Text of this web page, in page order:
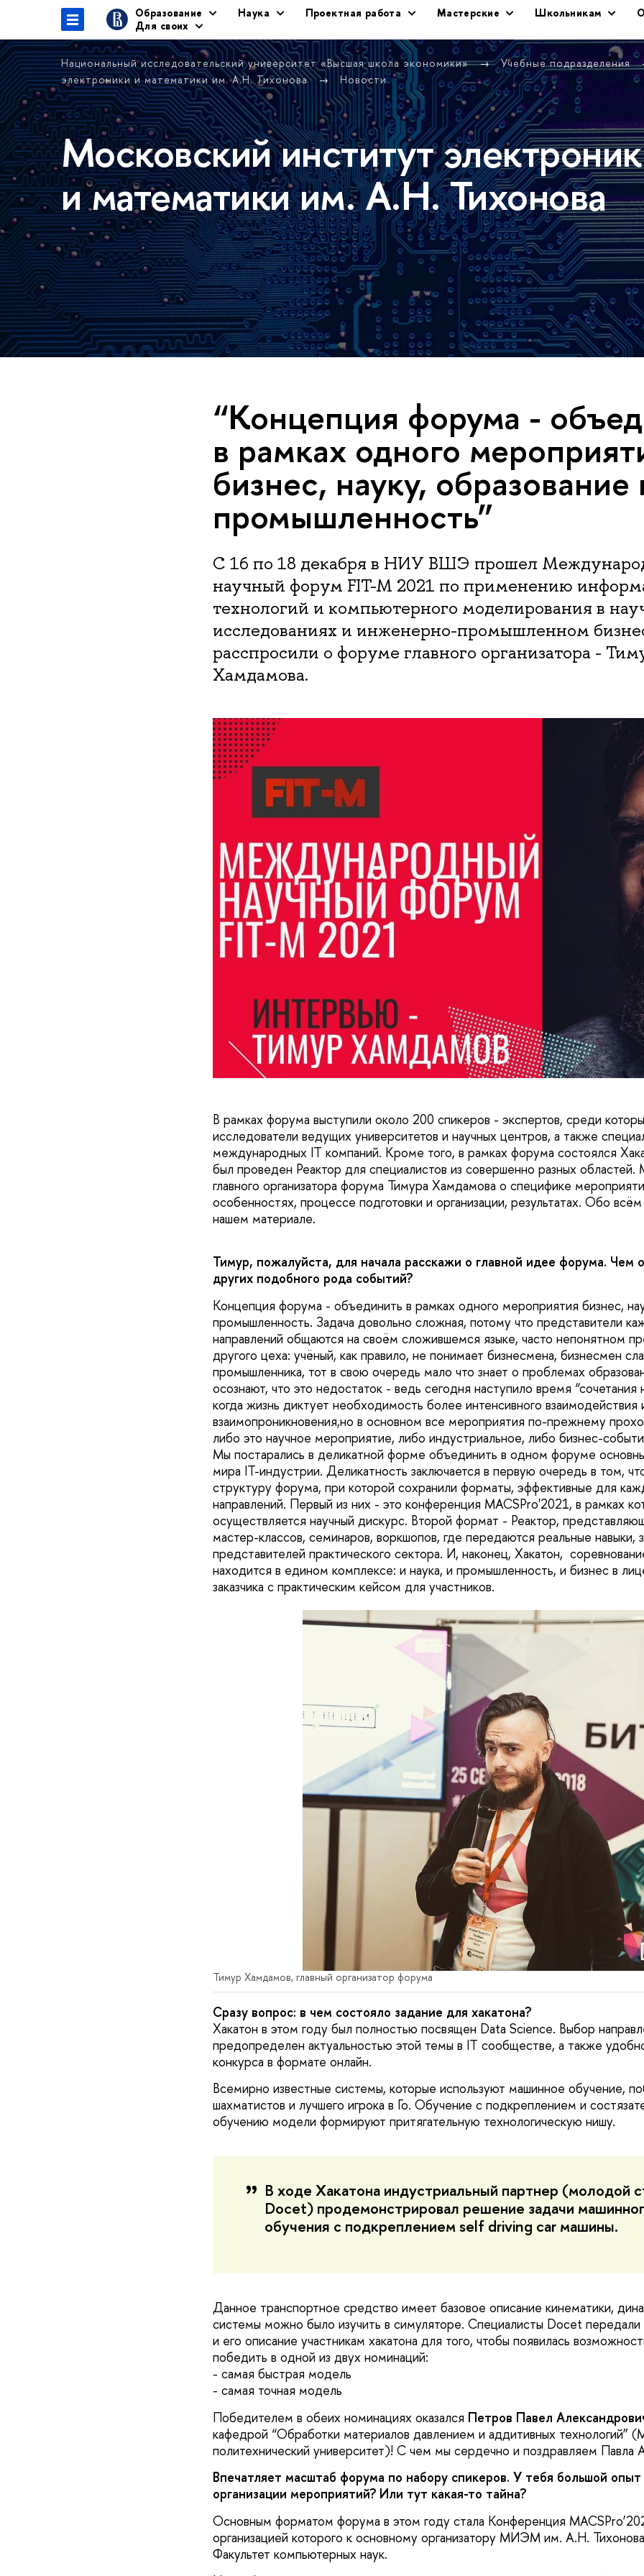
Образование Наука Проектная работа Мастерские Школьникам
Для своих
Национальный исследовательский университет «Высшая школа экономики»
Учебные подразделения
электроники и математики им. А.Н. Тихонова
Новости
Московский институт
и математики им. А.Н. Тихонова
“Концепция форума -
в рамках одного
бизнес, науку, образование
промышленность”
С 16 по 18 декабря в НИУ ВШЭ прошел
научный форум FIT-M 2021 по применению
технологий и компьютерного моделирования в
исследованиях и инженерно-промышленном
расспросили о форуме главного организатора -
Хамдамова.
В рамках форума выступили около 200 спикеров - экспертов, среди
исследователи ведущих университетов и научных центров, а также
международных IT компаний. Кроме того, в рамках форума состоялся
был проведен Реактор для специалистов из совершенно разных
главного организатора форума Тимура Хамдамова о специфике
особенностях, процессе подготовки и организации, результатах. Обо
нашем материале.
Тимур, пожалуйста, для начала расскажи о главной идее форума. Чем
других подобного рода событий?
Концепция форума - объединить в рамках одного мероприятия бизнес,
промышленность. Задача довольно сложная, потому что представители
направлений общаются на своём сложившемся языке, часто непонятном
другого цеха: учёный, как правило, не понимает бизнесмена, бизнесмен
промышленника, тот в свою очередь мало что знает о проблемах
осознают, что это недостаток - ведь сегодня наступило время “сочетания
когда жизнь диктует необходимость более интенсивного взаимодействия
взаимопроникновения,но в основном все мероприятия по-прежнему
либо это научное мероприятие, либо индустриальное, либо бизнес-
Мы постарались в деликатной форме объединить в одном форуме
мира IT-индустрии. Деликатность заключается в первую очередь в том,
структуру форума, при которой сохранили форматы, эффективные для
направлений. Первый из них - это конференция MACSPro'2021, в рамках
осуществляется научный дискурс. Второй формат - Реактор,
мастер-классов, семинаров, воркшопов, где передаются реальные навыки,
представителей практического сектора. И, наконец, Хакатон,
находится в едином комплексе: и наука, и промышленность, и бизнес в
заказчика с практическим кейсом для участников.
Тимур Хамдамов, главный организатор форума
Сразу вопрос: в чем состояло задание для хакатона?
Хакатон в этом году был полностью посвящен Data Science. Выбор
предопределен актуальностью этой темы в IT сообществе, а также
конкурса в формате онлайн.
Всемирно известные системы, которые используют машинное обучение,
шахматистов и лучшего игрока в Го. Обучение с подкреплением и
обучению модели формируют притягательную технологическую нишу.
В ходе Хакатона индустриальный партнер (молодой
Docet) продемонстрировал решение задачи
обучения с подкреплением self driving car машины.
Данное транспортное средство имеет базовое описание кинематики,
системы можно было изучить в симуляторе. Специалисты Docet передали
и его описание участникам хакатона для того, чтобы появилась
победить в одной из двух номинаций:
- самая быстрая модель
- самая точная модель
Победителем в обеих номинациях оказался Петров Павел
кафедрой “Обработки материалов давлением и аддитивных технологий”
политехнический университет)! С чем мы сердечно и поздравляем Павла
Впечатляет масштаб форума по набору спикеров. У тебя большой опыт
организации мероприятий? Или тут какая-то тайна?
Основным форматом форума в этом году стала Конференция
организацией которого к основному организатору МИЭМ им. А.Н.
Факультет компьютерных наук.